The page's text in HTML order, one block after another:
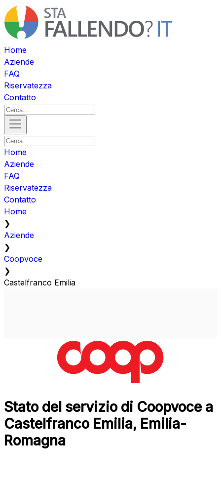
Home
Aziende
FAQ
Riservatezza
Contatto
Home
Aziende
FAQ
Riservatezza
Contatto
Home
❯
Aziende
❯
Coopvoce
❯
Castelfranco Emilia
Stato del servizio di Coopvoce a
Castelfranco Emilia, Emilia-
Romagna